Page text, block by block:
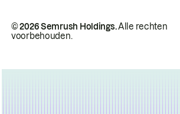
© 2026 Semrush Holdings.Alle rechten
voorbehouden.